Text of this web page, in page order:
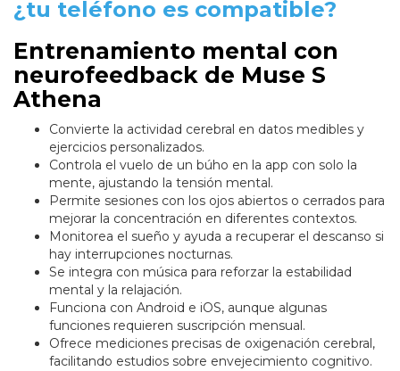
¿tu teléfono es compatible?
Entrenamiento mental con
neurofeedback de Muse S
Athena
Convierte la actividad cerebral en datos medibles y
ejercicios personalizados.
Controla el vuelo de un búho en la app con solo la
mente, ajustando la tensión mental.
Permite sesiones con los ojos abiertos o cerrados para
mejorar la concentración en diferentes contextos.
Monitorea el sueño y ayuda a recuperar el descanso si
hay interrupciones nocturnas.
Se integra con música para reforzar la estabilidad
mental y la relajación.
Funciona con Android e iOS, aunque algunas
funciones requieren suscripción mensual.
Ofrece mediciones precisas de oxigenación cerebral,
facilitando estudios sobre envejecimiento cognitivo.